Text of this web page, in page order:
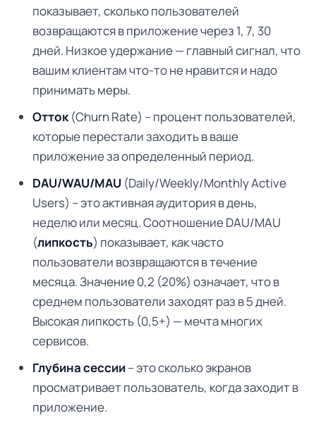
показывает, сколько пользователей
возвращаются в приложение через 1, 7, 30
дней. Низкое удержание — главный сигнал, что
вашим клиентам что-то не нравится и надо
принимать меры.
Отток(Churn Rate) – процент пользователей,
которые перестали заходить в ваше
приложение за определенный период.
DAU/WAU/MAU (Daily/Weekly/Monthly Active
Users) – это активная аудитория в день,
неделю или месяц. Соотношение DAU/MAU
(липкость) показывает, как часто
пользователи возвращаются в течение
месяца. Значение 0,2 (20%) означает, что в
среднем пользователи заходят раз в 5 дней.
Высокая липкость (0,5+) — мечта многих
сервисов.
Глубина сессии– это сколько экранов
просматривает пользователь, когда заходит в
приложение.